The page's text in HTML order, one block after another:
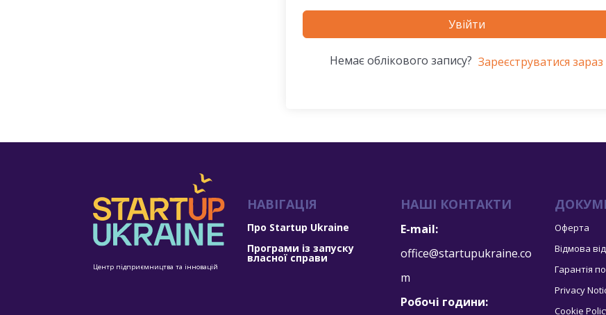
Увійти
Немає облікового запису? Зареєструватися зараз
Центр підприємництва та інновацій
НАВІГАЦІЯ
Про Startup Ukraine
Програми із запуску
власної справи
НАШІ КОНТАКТИ
E-mail:
office@startupukraine.co
m
Робочі години:
Оферта
Відмова
Гарантія
Privacy
Cookie